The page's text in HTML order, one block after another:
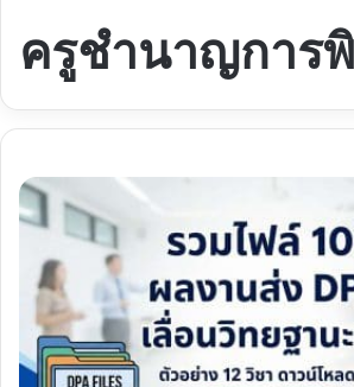
ครูชำนาญการ